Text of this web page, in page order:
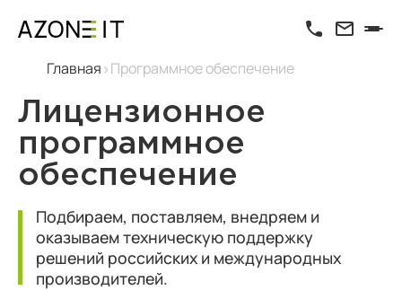
Главная Программное обеспечение
Лицензионное
программное
обеспечение
Подбираем, поставляем, внедряем и
оказываем техническую поддержку
решений российских и международных
производителей.